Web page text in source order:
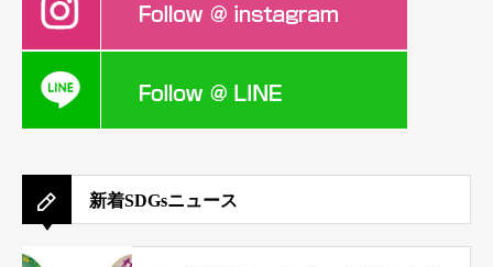
新着SDGsニュース